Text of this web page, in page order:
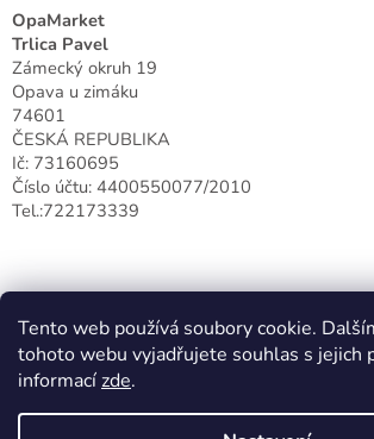
Tento web používá soubory cookie.
tohoto webu vyjadřujete souhlas s jejich
informacízde.
OpaMarket
Trlica Pavel
Zámecký okruh 19
Opava u zimáku
74601
ČESKÁ REPUBLIKA
Ič: 73160695
Číslo účtu: 4400550077/2010
Tel.:722173339